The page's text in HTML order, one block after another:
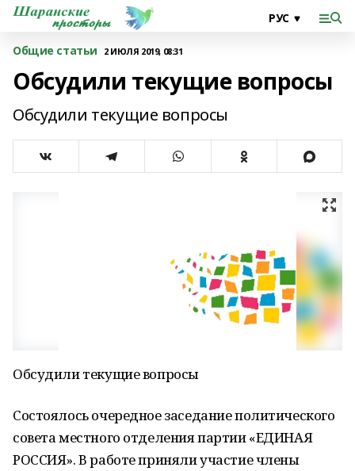
Общие статьи 2 ИЮЛЯ 2019, 08:31
Обсудили текущие вопросы
Обсудили текущие вопросы
Обсудили текущие вопросы
Состоялось очередное заседание политического
совета местного отделения партии «ЕДИНАЯ
РОССИЯ». В работе приняли участие члены